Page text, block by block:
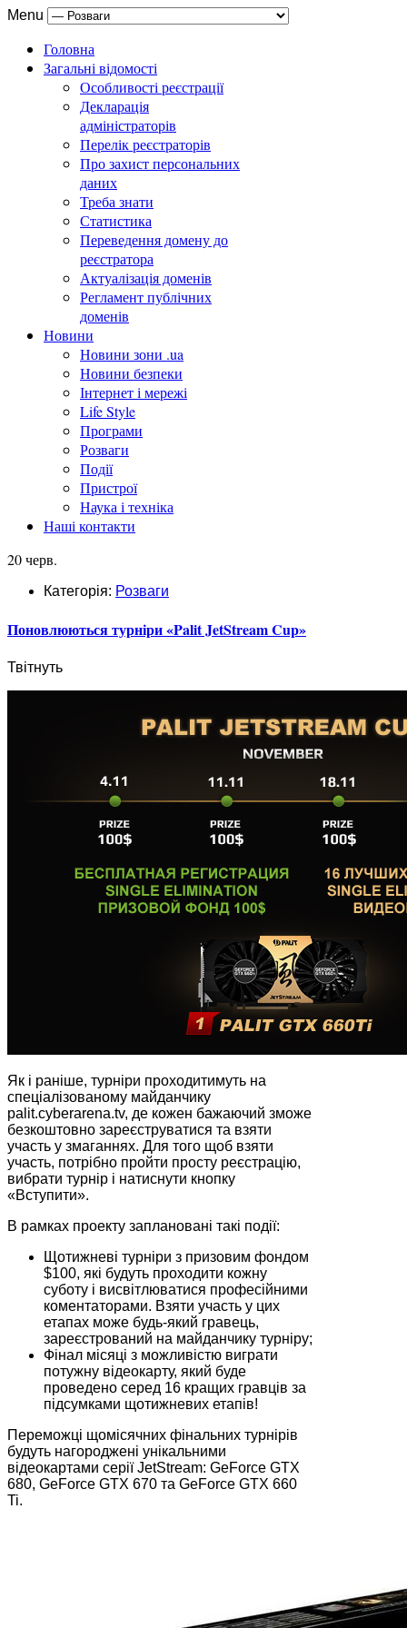
Menu
Головна
Загальні відомості
Особливості реєстрації
Декларація
адміністраторів
Перелік реєстраторів
Про захист персональних
даних
Треба знати
Статистика
Переведення домену до
реєстратора
Актуалізація доменів
Регламент публічних
доменів
Новини
Новини зони .ua
Новини безпеки
Інтернет і мережі
Life Style
Програми
Розваги
Події
Пристрої
Наука і техніка
Наші контакти
20 черв.
Категорія: Розваги
Поновлюються турніри «Palit JetStream Cup»
Твітнуть
Як і раніше, турніри проходитимуть на
спеціалізованому майданчику
palit.cyberarena.tv, де кожен бажаючий зможе
безкоштовно зареєструватися та взяти
участь у змаганнях. Для того щоб взяти
участь, потрібно пройти просту реєстрацію,
вибрати турнір і натиснути кнопку
«Вступити».
В рамках проекту заплановані такі події:
Щотижневі турніри з призовим фондом
$100, які будуть проходити кожну
суботу і висвітлюватися професійними
коментаторами. Взяти участь у цих
етапах може будь-який гравець,
зареєстрований на майданчику турніру;
Фінал місяці з можливістю виграти
потужну відеокарту, який буде
проведено серед 16 кращих гравців за
підсумками щотижневих етапів!
Переможці щомісячних фінальних турнірів
будуть нагороджені унікальними
відеокартами серії JetStream: GeForce GTX
680, GeForce GTX 670 та GeForce GTX 660
Ti.